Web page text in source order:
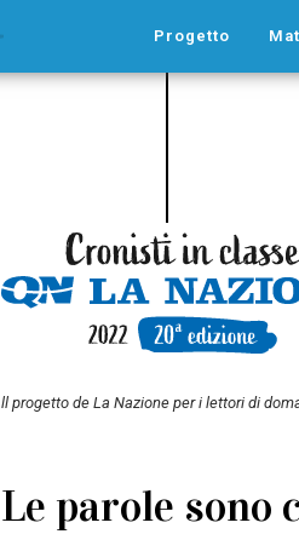
Progetto
ll progetto de La Nazione per i lettori di
Le parole sono